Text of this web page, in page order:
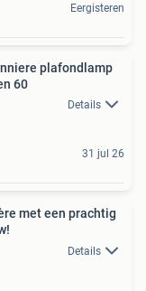
Eergisteren
plafondlamp
60
Details
31 jul 26
met een prachtig
Details